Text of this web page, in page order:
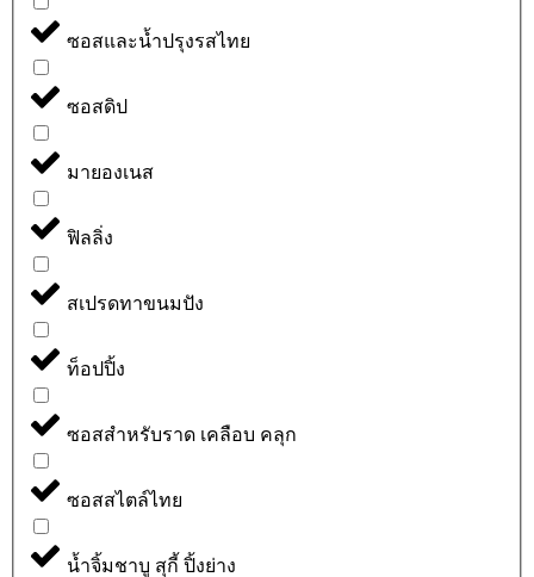
ซอสและน้ำปรุงรสไทย
ซอสดิป
มายองเนส
ฟิลลิ่ง
สเปรดทาขนมปัง
ท็อปปิ้ง
ซอสสำหรับราด เคลือบ คลุก
ซอสสไตล์ไทย
น้ำจิ้มชาบู สุกี้ ปิ้งย่าง